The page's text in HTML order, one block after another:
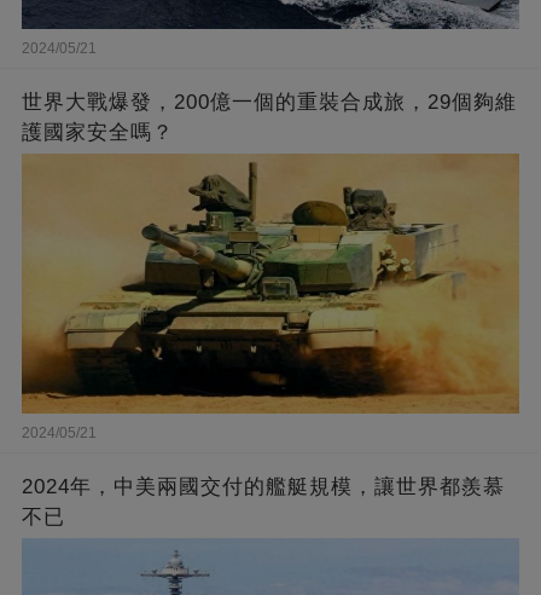
2024/05/21
世界大戰爆發，200億一個的重裝合成旅，29個夠維
護國家安全嗎？
2024/05/21
2024年，中美兩國交付的艦艇規模，讓世界都羨慕
不已